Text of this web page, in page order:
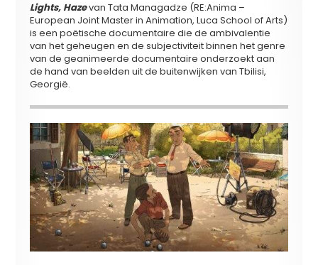
Lights, Hazevan Tata Managadze (RE:Anima –
European Joint Master in Animation, Luca School of Arts)
is een poëtische documentaire die de ambivalentie
van het geheugen en de subjectiviteit binnen het genre
van de geanimeerde documentaire onderzoekt aan
de hand van beelden uit de buitenwijken van Tbilisi,
Georgië.